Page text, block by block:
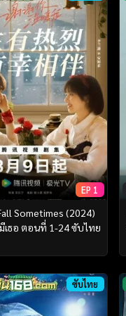
EP 1
Sometimes (2024)
ธอ ตอนที่ 1-24 ซับไทย
ซับไทย